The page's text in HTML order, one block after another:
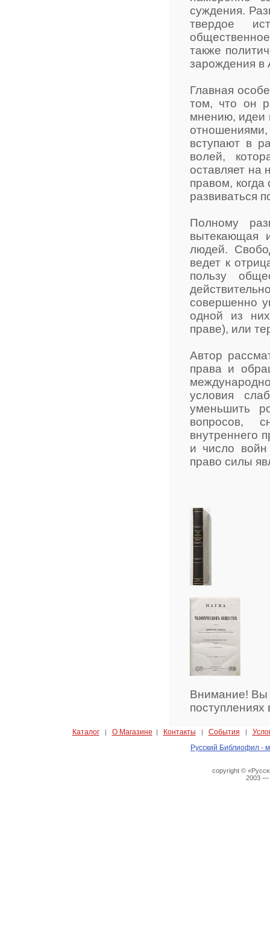
суждения.
твердое
также
зарождения в
Главная
том, что он
мнению, идеи
вступают в
волей,
оставляет на
правом,
развиваться
Полному
вытекающая
людей.
ведет к
пользу
совершенно
одной из
праве), или
Автор
права и
условия
уменьшить
вопросов,
внутреннего
и число войн
право силы
Внимание! Вы
Каталог| О Магазине | Контакты | События |
Русский Библиофил -
copyright ©
2003 —